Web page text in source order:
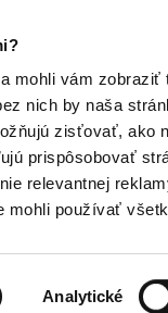
mohli vám zobraziť
nich by naša
zisťovať, ako
prispôsobovať
relevantnej
používať
Analytické